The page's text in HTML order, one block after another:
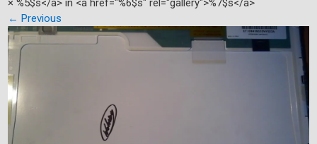
× %5$s</a> in <a href="%6$s" rel="gallery">%7$s</a>
← Previous